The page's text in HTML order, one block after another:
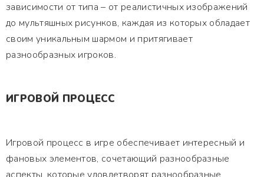
зависимости от типа – от реалистичных изображений
до мультяшных рисунков, каждая из которых обладает
своим уникальным шармом и притягивает
разнообразных игроков.
ИГРОВОЙ ПРОЦЕСС
Игровой процесс в игре обеспечивает интересный и
фановых элементов, сочетающий разнообразные